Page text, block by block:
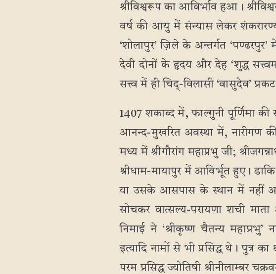
श्रीविश्वरूप का आविर्भाव हआ।
वर्ष की आयु में संन्यास लेकर शंकरारण्य
‘शोलापुर’ ज़िले के अन्तर्गत
देवी दोनों के हृदय और देह ‘शुद्ध
सत्त्व में ही चिद्-विलासी ‘वासुदेव’
1407 शकाब्द में, फाल्गुनी पूर्णिमा
आनन्द-मुखरित अवस्था में, नारीगण
मध्य में श्रीगौरांग महाप्रभु जी;
श्रीधाम-मायापुर में आविर्भूत हुए।
या उसके आसपास के स्थान में नहीं
सोचकर वात्सल्य-परायणा शची
निमाई ने ‘श्रीकृष्ण चैतन्य महाप्रभु’
इत्यादि नामों से भी प्रसिद्ध थे। पुत्र
परम प्रसिद्ध ज्योतिषी श्रीनीलाम्बर